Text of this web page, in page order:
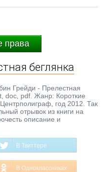
права
беглянка
Грейди - Прелестная
doc, pdf. Жанр: Короткие
год 2012. Так
отрывок из книги на
описание и
В Твиттере
В Одноклассниках